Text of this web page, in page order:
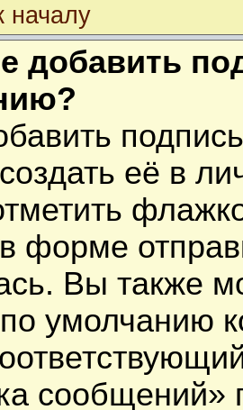
началу
добавить
её в
в форме
Вы также
умолчанию
сообщений»